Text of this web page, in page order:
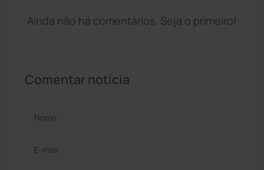
Ainda não há comentários. Seja o primeiro!
Comentar notícia